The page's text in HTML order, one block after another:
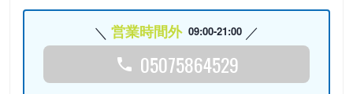
営業時間外 09:00-21:00
05075864529